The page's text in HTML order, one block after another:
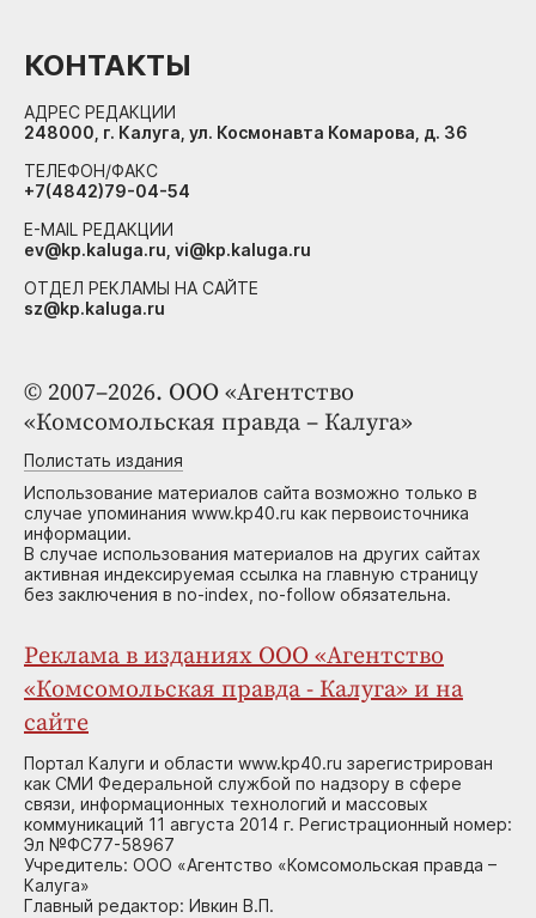
© 2007–2026. ООО «Агентство
«Комсомольская правда – Калуга»
Полистать издания
Использование материалов сайта возможно только в
случае упоминания www.kp40.ru как первоисточника
информации.
В случае использования материалов на других сайтах
активная индексируемая ссылка на главную страницу
без заключения в no-index, no-follow обязательна.
Реклама в изданиях ООО «Агентство
«Комсомольская правда - Калуга» и на
сайте
Портал Калуги и области www.kp40.ru зарегистрирован
как СМИ Федеральной службой по надзору в сфере
связи, информационных технологий и массовых
коммуникаций 11 августа 2014 г. Регистрационный номер:
Эл №ФС77-58967
Учредитель: ООО «Агентство «Комсомольская правда –
Калуга»
Главный редактор: Ивкин В.П.
КОНТАКТЫ
АДРЕС РЕДАКЦИИ
248000, г. Калуга, ул. Космонавта Комарова, д. 36
ТЕЛЕФОН/ФАКС
+7(4842)79-04-54
E-MAIL РЕДАКЦИИ
ev@kp.kaluga.ru, vi@kp.kaluga.ru
ОТДЕЛ РЕКЛАМЫ НА САЙТЕ
sz@kp.kaluga.ru